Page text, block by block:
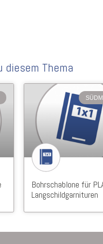
diesem Thema
Bohrschablone für
Langschildgarnituren